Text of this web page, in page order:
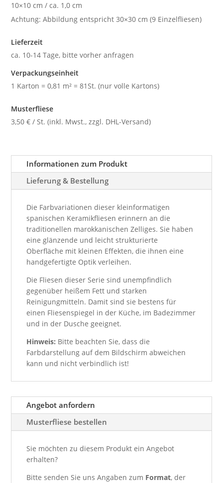
10×10 cm / ca. 1,0 cm
Achtung: Abbildung entspricht 30×30 cm (9 Einzelfliesen)
Lieferzeit
ca. 10-14 Tage, bitte vorher anfragen
Verpackungseinheit
1 Karton = 0,81 m² = 81St. (nur volle Kartons)
Musterfliese
3,50 € / St. (inkl. Mwst., zzgl. DHL-Versand)
Informationen zum Produkt
Lieferung & Bestellung
Die Farbvariationen dieser kleinformatigen
spanischen Keramikfliesen erinnern an die
traditionellen marokkanischen Zelliges. Sie haben
eine glänzende und leicht strukturierte
Oberfläche mit kleinen Effekten, die ihnen eine
handgefertigte Optik verleihen.
Die Fliesen dieser Serie sind unempfindlich
gegenüber heißem Fett und starken
Reinigungmitteln. Damit sind sie bestens für
einen Fliesenspiegel in der Küche, im Badezimmer
und in der Dusche geeignet.
Hinweis: Bitte beachten Sie, dass die
Farbdarstellung auf dem Bildschirm abweichen
kann und nicht verbindlich ist!
Angebot anfordern
Musterfliese bestellen
Sie möchten zu diesem Produkt ein Angebot
erhalten?
Bitte senden Sie uns Angaben zum Format, der